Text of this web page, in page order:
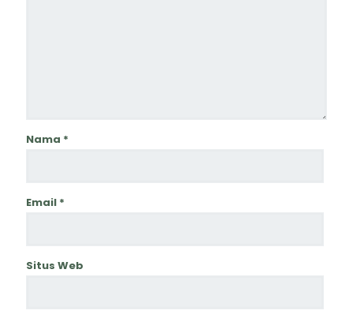
Nama *
Email *
Situs Web